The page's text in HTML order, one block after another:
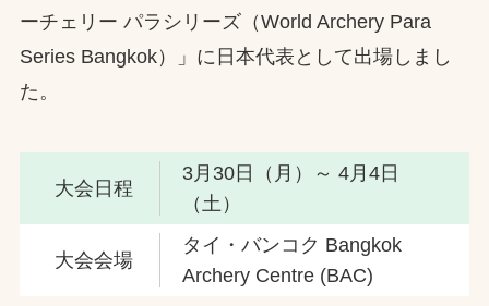
お取引先の皆様へ
InstagramFacebook
文字の見えづらさや操作にお困りの方へ
ーチェリー パラシリーズ（World Archery Para
Series Bangkok）」に日本代表として出場しまし
た。
大会日程
3月30日（月）～ 4月4日
（土）
大会会場
タイ・バンコク Bangkok
Archery Centre (BAC)